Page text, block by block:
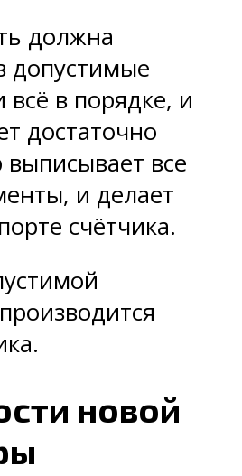
должна
допустимые
в порядке, и
достаточно
все
и делает
счётчика.
новой